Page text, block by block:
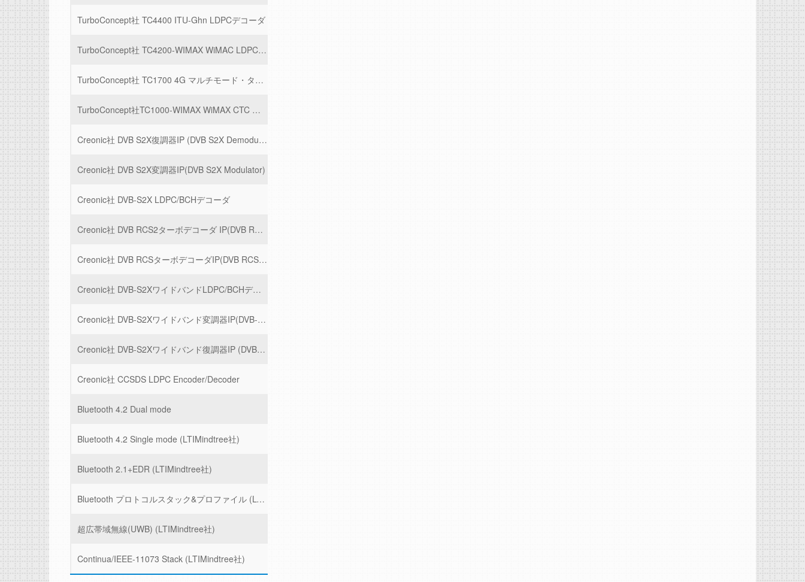
TurboConcept社 TC4400 ITU-Ghn LDPCデコーダ
TurboConcept社 TC4200-WIMAX WiMAC LDPC デコーダ
TurboConcept社 TC1700 4G マルチモード・ターボデコーダ
TurboConcept社TC1000-WIMAX WiMAX CTC ターボデコーダ
Creonic社 DVB S2X復調器IP (DVB S2X Demodulator)
Creonic社 DVB S2X変調器IP(DVB S2X Modulator)
Creonic社 DVB-S2X LDPC/BCHデコーダ
Creonic社 DVB RCS2ターボデコーダ IP(DVB RCS2 Turbo Decoder)
Creonic社 DVB RCSターボデコーダIP(DVB RCS Turbo Decoder)
Creonic社 DVB-S2XワイドバンドLDPC/BCHデコーダIP (DVB-S2X Wideband LDPC+BCH Decoder)
Creonic社 DVB-S2Xワイドバンド変調器IP(DVB-S2X Wideband Modulator)
Creonic社 DVB-S2Xワイドバンド復調器IP (DVB-S2X Wideband Demodulator)
Creonic社 CCSDS LDPC Encoder/Decoder
Bluetooth 4.2 Dual mode
Bluetooth 4.2 Single mode (LTIMindtree社)
Bluetooth 2.1+EDR (LTIMindtree社)
Bluetooth プロトコルスタック&プロファイル (LTIMindtree社)
超広帯域無線(UWB) (LTIMindtree社)
Continua/IEEE-11073 Stack (LTIMindtree社)